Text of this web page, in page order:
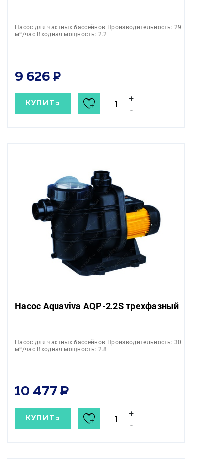
Насос для частных бассейнов Производительность: 29
м³/час Входная мощность: 2.2…
9 626
КУПИТЬ
+
-
Насос Aquaviva AQP-2.2S трехфазный
Насос для частных бассейнов Производительность: 30
м³/час Входная мощность: 2.8…
10 477
КУПИТЬ
+
-